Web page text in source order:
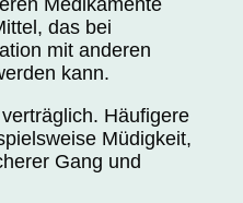
Medikamente
das bei
mit anderen
kann.
Häufigere
Müdigkeit,
Gang und